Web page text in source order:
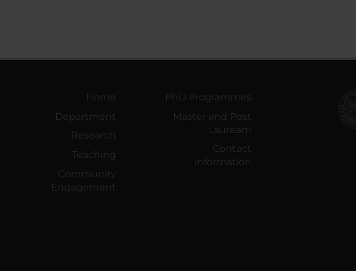
Home
Department
Research
Teaching
Community
Engagement
PhD Programmes
Master and Post
Lauream
Contact
information